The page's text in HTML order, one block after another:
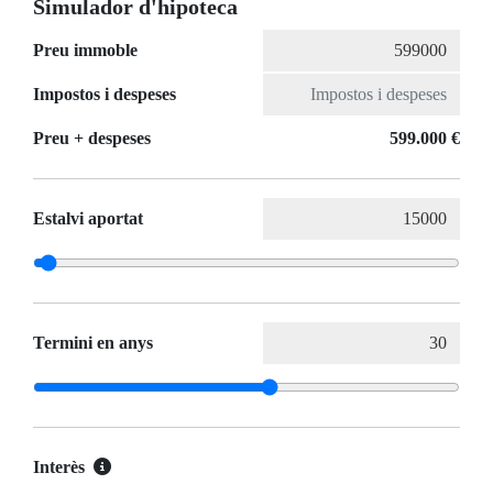
Simulador d'hipoteca
Preu immoble
Impostos i despeses
Preu + despeses 599.000 €
Estalvi aportat
Termini en anys
Interès